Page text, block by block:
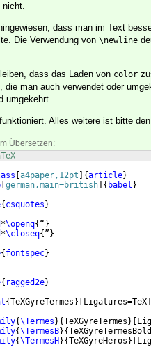
nicht.
dass man im Text
Die Verwendung von \newline
dass das Laden von color
die man auch verwendet oder
umgekehrt.
Alles weitere ist bitte
Übersetzen:
a4paper,12pt {article}
german,main=british { babel }
{ csquotes }
*\openq{ “ }
*\closeq{ ” }
{ fontspec}
{ ragged2e}
{TeXGyreTermes } Ligatures=TeX
{\Termes }{TeXGyreTermes }
{\TermesB}{TeXGyreTermesBold
{\TermesH }{TeXGyreHeros }